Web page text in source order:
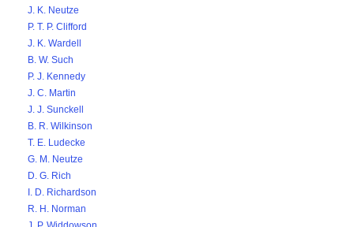
J. K. Neutze
P. T. P. Clifford
J. K. Wardell
B. W. Such
P. J. Kennedy
J. C. Martin
J. J. Sunckell
B. R. Wilkinson
T. E. Ludecke
G. M. Neutze
D. G. Rich
I. D. Richardson
R. H. Norman